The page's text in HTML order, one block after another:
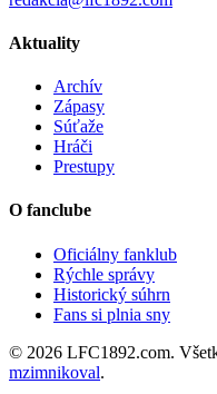
Aktuality
Archív
Zápasy
Súťaže
Hráči
Prestupy
O fanclube
Oficiálny fanklub
Rýchle správy
Historický súhrn
Fans si plnia sny
© 2026 LFC1892.com.
mzimnikoval.